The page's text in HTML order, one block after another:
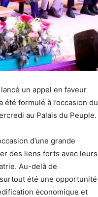
un appel en faveur
formulé à l’occasion du
au Palais du Peuple.
d’une grande
des liens forts avec leurs
Au-delà de
été une opportunité
économique et